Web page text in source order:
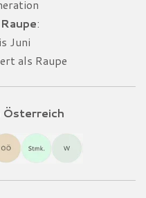
:
Juni
als Raupe
Österreich